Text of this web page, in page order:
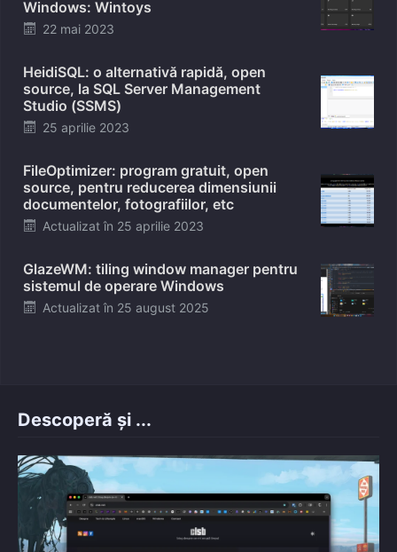
Windows: Wintoys
Posted
22 mai 2023
HeidiSQL: o alternativă rapidă, open
source, la SQL Server Management
Studio (SSMS)
Posted
25 aprilie 2023
FileOptimizer: program gratuit, open
source, pentru reducerea dimensiunii
documentelor, fotografiilor, etc
Posted
Actualizat în 25 aprilie 2023
GlazeWM: tiling window manager pentru
sistemul de operare Windows
Posted
Actualizat în 25 august 2025
Descoperă și ...